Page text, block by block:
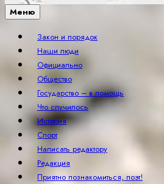
Меню
Закон и порядок
Наши люди
Официально
Общество
Государство – в помощь
Что случилось
История
Спорт
Написать редактору
Редакция
Приятно познакомиться, поэт!